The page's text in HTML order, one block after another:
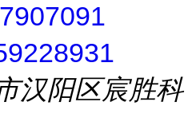
汉阳区宸胜科